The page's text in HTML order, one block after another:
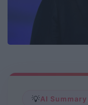
💡AI Summary